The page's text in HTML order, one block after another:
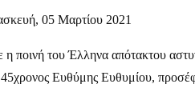
05 Μαρτίου 2021
η ποινή του Έλληνα απότακτου
Ευθύμης Ευθυμίου,